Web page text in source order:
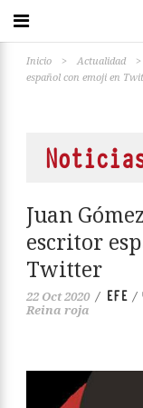
Inicio > Actualidad >
español con emoji en
Juan
escritor
Twitter
22 Oct 2020 / EFE /
Reina roja